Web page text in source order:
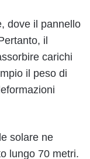
dove il pannello
il
carichi
il peso di
solare ne
lungo 70 metri.